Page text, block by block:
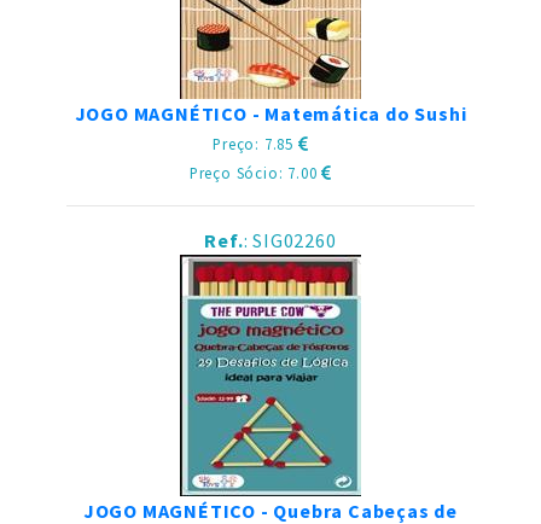
JOGO MAGNÉTICO - Matemática do Sushi
Preço: 7.85
Preço Sócio: 7.00
Ref.: SIG02260
JOGO MAGNÉTICO - Quebra Cabeças de